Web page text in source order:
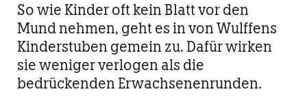
So wie Kinder oft kein Blatt vor den
Mund nehmen, geht es in von Wulffens
Kinderstuben gemein zu. Dafür wirken
sie weniger verlogen als die
bedrückenden Erwachsenenrunden.